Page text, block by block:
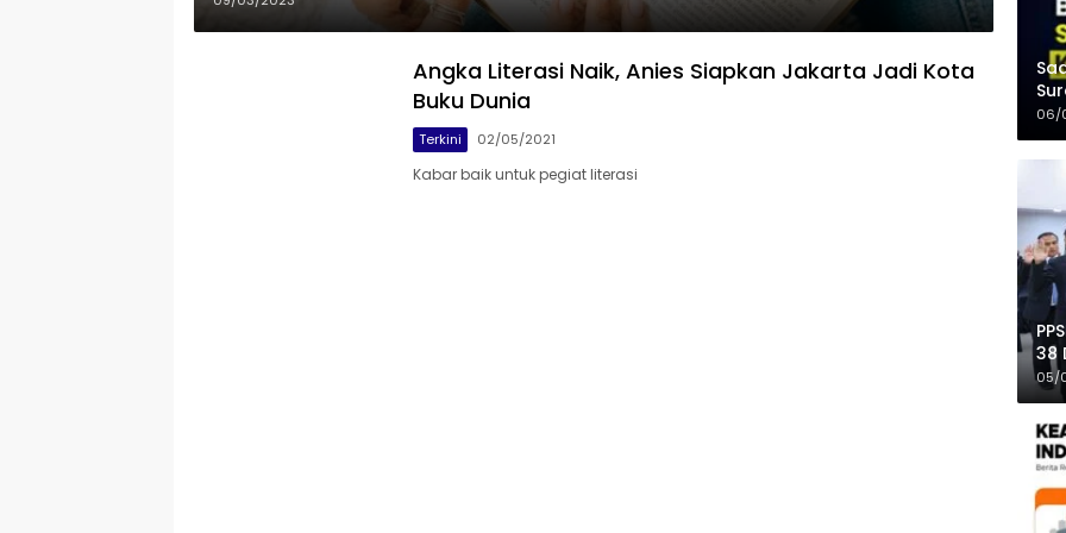
Angka Literasi Naik, Anies Siapkan Jakarta Jadi Kota
Buku Dunia
Terkini 02/05/2021
Kabar baik untuk pegiat literasi
06/
38
05/